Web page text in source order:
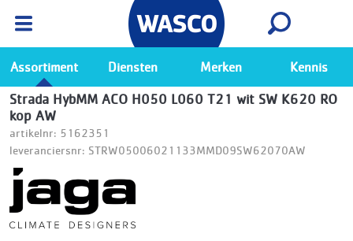
Ga naar de Wasco app
Bekijk
Assortiment Diensten Merken Kennis
Strada HybMM ACO H050 L060 T21 wit SW K620 RO
kop AW
artikelnr: 5162351
leveranciersnr: STRW05006021133MMD09SW62070AW